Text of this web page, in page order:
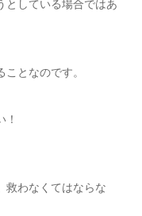
としている場合ではあ
となのです。
救わなくてはならな